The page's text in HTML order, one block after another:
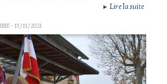
► Lire la suite
- 15/11/2021